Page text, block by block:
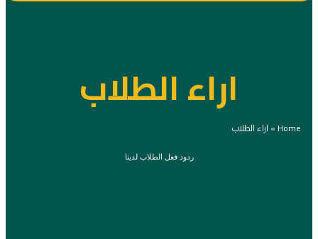
اراء الطلاب
Home
» اراء الطلاب
ردود فعل الطلاب لدينا